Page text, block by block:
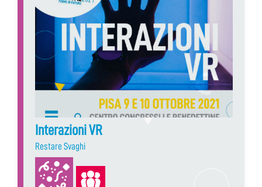
Interazioni VR
Restare Svaghi